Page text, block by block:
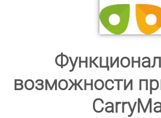
возможности